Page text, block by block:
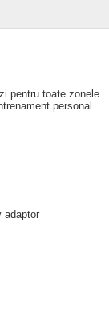
pentru toate zonele
personal .
adaptor